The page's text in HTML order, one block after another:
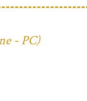
- PC)